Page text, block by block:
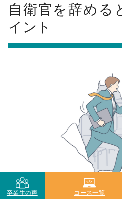
自衛官を辞める
イント
卒業生の声 コース一覧